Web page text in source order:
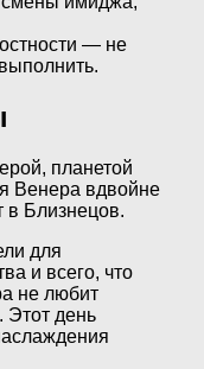
— не
планетой
Венера вдвойне
в Близнецов.
для
и всего, что
не любит
Этот день